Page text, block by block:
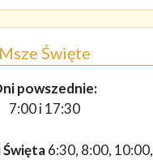
Msze Święte
powszednie:
7:00 i 17:30
Święta6:30, 8:00, 10:00,